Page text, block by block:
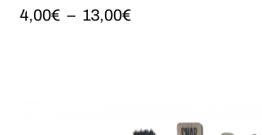
4,00€ – 13,00€Plage
13,00€